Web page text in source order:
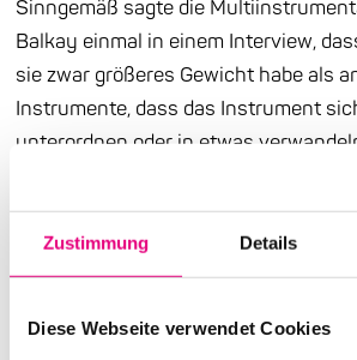
Zustimmung Details
Diese Webseite verwendet Cookies
Sinngemäß sagte die
Balkay einmal in einem Interview,
sie zwar größeres Gewicht habe als
Instrumente, dass das Instrument
unterordnen oder in etwas
nicht vorgesehen war. Begonnen hat
Begleitmusikerin in der alternativen
Musikszene, seit 2018 ist sie Teil von
Tut, einer einflussreichen Indie-
selbst in der Hand, als